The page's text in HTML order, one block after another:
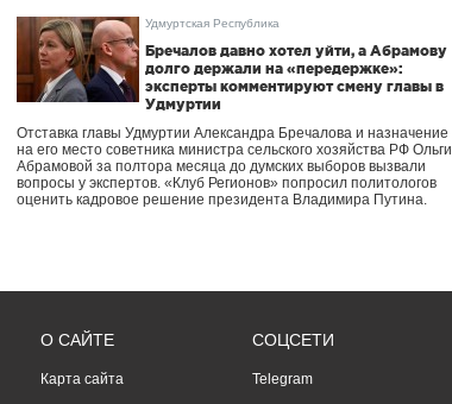
Удмуртская Республика
Бречалов давно хотел уйти, а Абрамову
долго держали на «передержке»:
эксперты комментируют смену главы в
Удмуртии
Отставка главы Удмуртии Александра Бречалова и назначение
на его место советника министра сельского хозяйства РФ Ольги
Абрамовой за полтора месяца до думских выборов вызвали
вопросы у экспертов. «Клуб Регионов» попросил политологов
оценить кадровое решение президента Владимира Путина.
О САЙТЕ
Карта сайта
СОЦСЕТИ
Telegram